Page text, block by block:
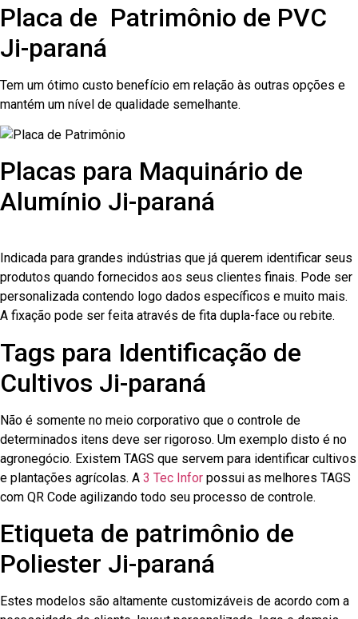
Placa de Patrimônio de PVC
Ji-paraná
Tem um ótimo custo benefício em relação às outras opções e
mantém um nível de qualidade semelhante.
Placas para Maquinário de
Alumínio Ji-paraná
Indicada para grandes indústrias que já querem identificar seus
produtos quando fornecidos aos seus clientes finais. Pode ser
personalizada contendo logo dados específicos e muito mais.
A fixação pode ser feita através de fita dupla-face ou rebite.
Tags para Identificação de
Cultivos Ji-paraná
Não é somente no meio corporativo que o controle de
determinados itens deve ser rigoroso. Um exemplo disto é no
agronegócio. Existem TAGS que servem para identificar cultivos
e plantações agrícolas. A 3 Tec Infor possui as melhores TAGS
com QR Code agilizando todo seu processo de controle.
Etiqueta de patrimônio de
Poliester Ji-paraná
Estes modelos são altamente customizáveis de acordo com a